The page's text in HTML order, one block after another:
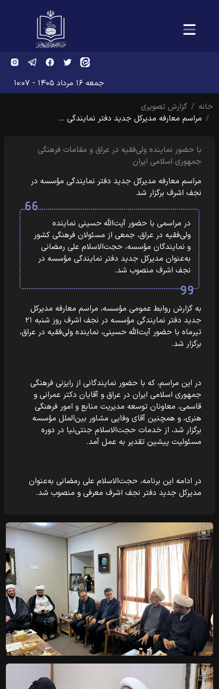
جمعه ۱۶ مرداد ۱۴۰۵ - ۱۰:۰۷
خانه
گزارش تصویری
مراسم معارفه مدیرکل جدید دفتر نمایندگی …
با حضور نماینده ولی‌فقیه در عراق و مقامات فرهنگی
جمهوری اسلامی ایران
مراسم معارفه مدیرکل جدید دفتر نمایندگی مؤسسه در
نجف اشرف برگزار شد
در مراسمی با حضور آیت‌الله حسینی نماینده
ولی‌فقیه در عراق، جمعی از مسئولان فرهنگی کشور
و نمایندگان مؤسسه، حجت‌الاسلام علی رمضانی
به‌عنوان مدیرکل جدید دفتر نمایندگی مؤسسه در
نجف اشرف منصوب شد.
به گزارش روابط عمومی مؤسسه، مراسم معارفه مدیرکل
جدید دفتر نمایندگی مؤسسه در نجف اشرف روز شنبه ۲۱
تیرماه با حضور آیت‌الله حسینی، نماینده ولی‌فقیه در عراق،
برگزار شد.
در این مراسم، که با حضور نمایندگانی از رایزنی فرهنگی
جمهوری اسلامی ایران در عراق و آقایان دکتر عمرانی و
قاسمی، معاونان توسعه مدیریت منابع و امور فرهنگی
هنری، و همچنین آقای وفایی مشاور بین‌الملل مؤسسه
برگزار شد، از خدمات حجت‌الاسلام جنتی‌نیا در دوره
مسئولیت پیشین تقدیر به عمل آمد.
در ادامه این برنامه، حجت‌الاسلام علی رمضانی به‌عنوان
مدیرکل جدید دفتر نجف اشرف معرفی و منصوب شد.